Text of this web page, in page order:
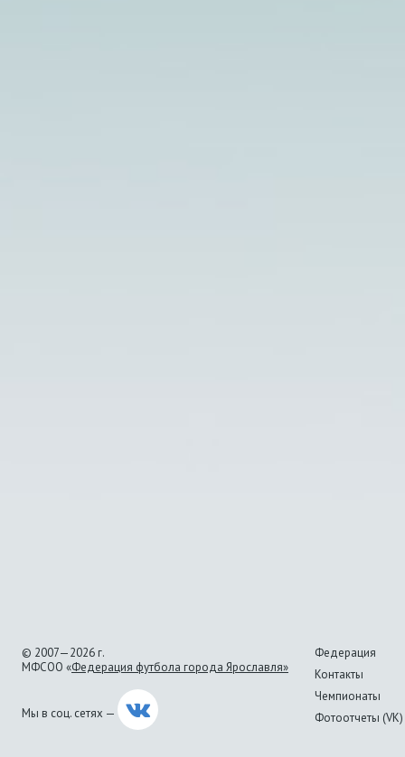
© 2007—2026 г.
МФСОО «Федерация футбола города Ярославля»
Мы в соц. сетях —
Федерация
Контакты
Чемпионаты
Фотоотчеты (VK)